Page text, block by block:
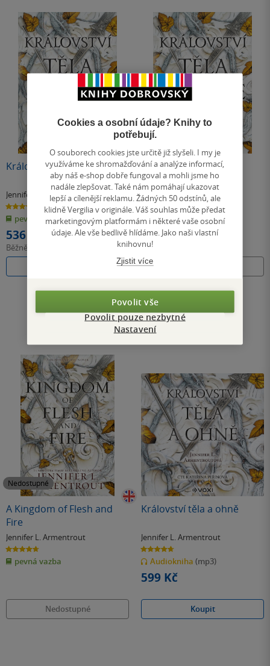
Království těla a ohně
Jennifer L. Armentrout
4.7
z
5
hvězdiček
pevná vazba
536 Kč
Běžně
Nedostupné
Království těla a ohně
Jennifer L. Armentrout
4.7
z
5
hvězdiček
pevná vazba
Nedostupné
A Kingdom of Flesh and
Fire
Jennifer L. Armentrout
4.7
z
5
hvězdiček
pevná vazba
Nedostupné
Království těla a ohně
Jennifer L. Armentrout
4.7
z
5
hvězdiček
Audiokniha (mp3)
599 Kč
Koupit
Cookies a osobní údaje? Knihy to
potřebují.
O souborech cookies jste určitě již slyšeli. I my je
využíváme ke shromažďování a analýze informací,
aby náš e-shop dobře fungoval a mohli jsme ho
nadále zlepšovat. Také nám pomáhají ukazovat
lepší a cílenější reklamu. Žádných 50 odstínů, ale
klidně Vergilia v originále. Váš souhlas může předat
marketingovým platformám i některé vaše osobní
údaje. Ale vše bedlivě hlídáme. Jako naši vlastní
knihovnu!
Zjistit více
Povolit vše
Povolit pouze nezbytné
Nastavení